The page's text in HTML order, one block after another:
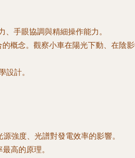
手眼協調與精細操作能力。
概念。觀察小車在陽光下動、在陰
設計。
強度、光譜對發電效率的影響。
高的原理。